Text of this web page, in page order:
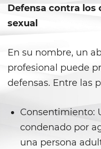
Gun Offenses
Carrying
Firearms
Defensa contra los
sexual
En su nombre, un
profesional puede
defensas. Entre las
Consentimiento:
condenado por
una persona